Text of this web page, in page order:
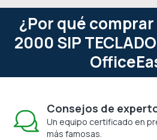
¿Por qué comprar
2000 SIP
Consejos de
Un equipo certificado en
más famosas.